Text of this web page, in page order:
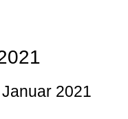
2021